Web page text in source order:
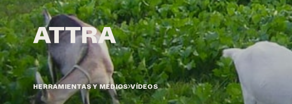
HERRAMIENTAS Y MEDIOS VÍDEOS